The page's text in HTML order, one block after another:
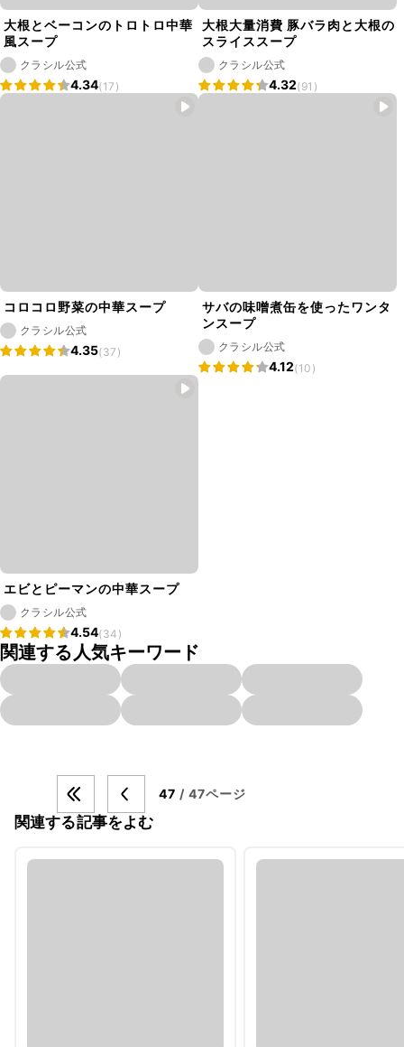
大根とベーコンのトロトロ中華
風スープ
クラシル公式
4.34(17)
大根大量消費 豚バラ肉と大根の
スライススープ
クラシル公式
4.32(91)
コロコロ野菜の中華スープ
クラシル公式
4.35(37)
サバの味噌煮缶を使ったワンタ
ンスープ
クラシル公式
4.12(10)
エビとピーマンの中華スープ
クラシル公式
4.54(34)
関連する人気キーワード
47 / 47ページ
関連する記事をよむ